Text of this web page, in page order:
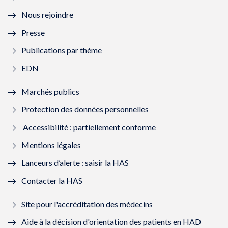
l
f
n
ê
t
r
e
)
e
n
ê
r
)
ê
t
e
ê
)
Nous rejoindre
Presse
Publications par thème
EDN
Marchés publics
Protection des données personnelles
Accessibilité : partiellement conforme
Mentions légales
Lanceurs d’alerte : saisir la HAS
Contacter la HAS
Site pour l'accréditation des médecins
Aide à la décision d'orientation des patients en HAD